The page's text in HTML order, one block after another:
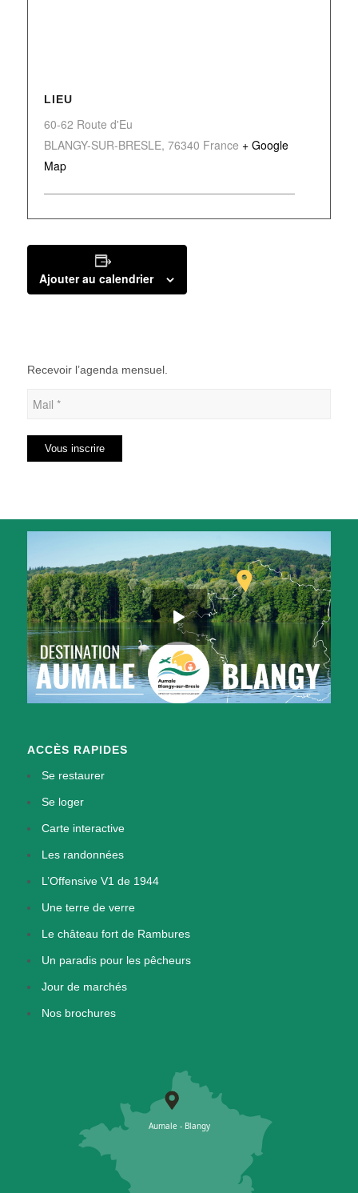
LIEU
60-62 Route d'Eu
BLANGY-SUR-BRESLE, 76340 France + Google
Map
Ajouter au calendrier
Recevoir l’agenda mensuel.
ACCÈS RAPIDES
Se restaurer
Se loger
Carte interactive
Les randonnées
L’Offensive V1 de 1944
Une terre de verre
Le château fort de Rambures
Un paradis pour les pêcheurs
Jour de marchés
Nos brochures